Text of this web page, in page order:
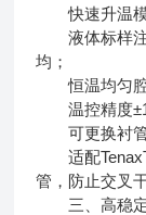
快速升温模
液体标样注
均；
恒温均匀腔
温控精度
可更换衬管
适配
管，防止交叉干
三、高稳定